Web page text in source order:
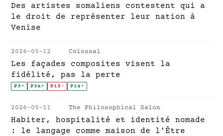
Des artistes somaliens contestent qui a
le droit de représenter leur nation à
Venise
2026-05-12 Colossal
Les façades composites visent la
fidélité, pas la perte
P3+ P3a+ P13- P14+
2026-05-11 The Philosophical Salon
Habiter, hospitalité et identité nomade
: le langage comme maison de l'Être